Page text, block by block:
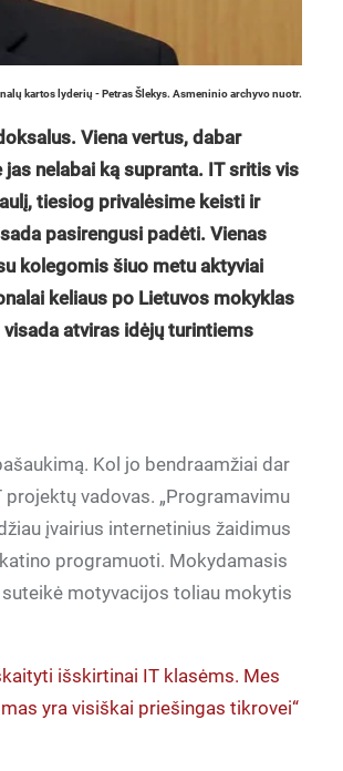
kartos lyderių - Petras Šlekys. Asmeninio archyvo nuotr.
Viena vertus, dabar
nelabai ką supranta. IT sritis vis
tiesiog privalėsime keisti ir
pasirengusi padėti. Vienas
kolegomis šiuo metu aktyviai
keliaus po Lietuvos mokyklas
atviras idėjų turintiems
Kol jo bendraamžiai dar
vadovas. „Programavimu
įvairius internetinius žaidimus
programuoti. Mokydamasis
motyvacijos toliau mokytis
išskirtinai IT klasėms. Mes
yra visiškai priešingas tikrovei“